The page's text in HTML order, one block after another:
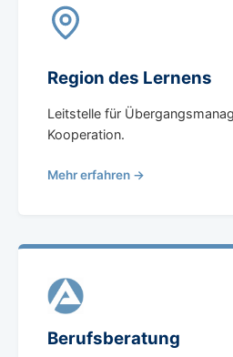
Region des Lernens
Leitstelle für
Kooperation.
Mehr erfahren →
Berufsberatung